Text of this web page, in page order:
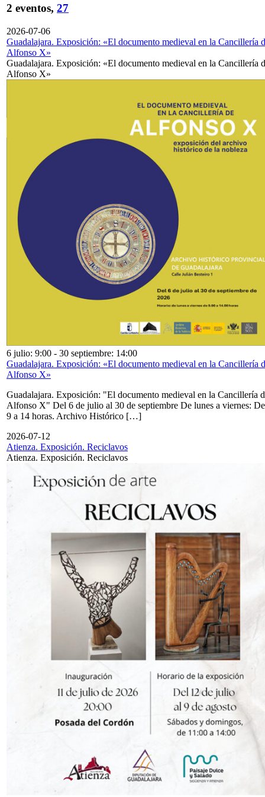
2 eventos, 27
2026-07-06
Guadalajara. Exposición: «El documento medieval en la Cancillería
Alfonso X»
Guadalajara. Exposición: «El documento medieval en la Cancillería
Alfonso X»
6 julio: 9:00 - 30 septiembre: 14:00
Guadalajara. Exposición: «El documento medieval en la Cancillería
Alfonso X»
Guadalajara. Exposición: "El documento medieval en la Cancillería
Alfonso X" Del 6 de julio al 30 de septiembre De lunes a viernes: De
9 a 14 horas. Archivo Histórico […]
2026-07-12
Atienza. Exposición. Reciclavos
Atienza. Exposición. Reciclavos